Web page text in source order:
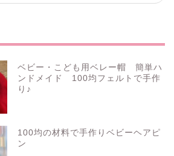
ベビー・こども用ベレー帽 簡単ハ
ンドメイド 100均フェルトで手作
り♪
100均の材料で手作りベビーヘアピ
ン